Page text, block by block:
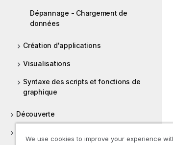
Dépannage - Chargement de
données
Création d'applications
Visualisations
Syntaxe des scripts et fonctions de
graphique
Découverte
We use cookies to improve your experience